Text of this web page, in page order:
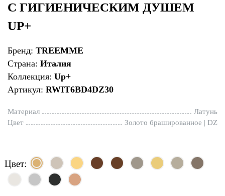
С ГИГИЕНИЧЕСКИМ ДУШЕМ
UP+
Бренд: TREEMME
Страна: Италия
Коллекция: Up+
Артикул: RWIT6BD4DZ30
Материал
Латунь
Цвет
Золото брашированное | DZ
Цвет: